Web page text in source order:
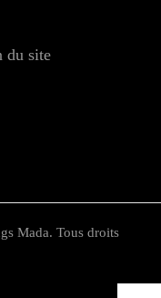
du site
Mada. Tous droits